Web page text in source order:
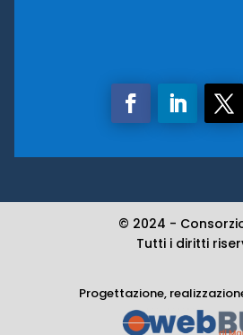
© 2024 -
Tutti i diritti
Progettazione,